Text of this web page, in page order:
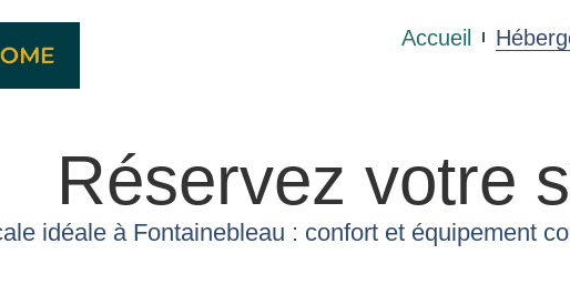
Accueil
Réservez votre
idéale à Fontainebleau : confort et équipement